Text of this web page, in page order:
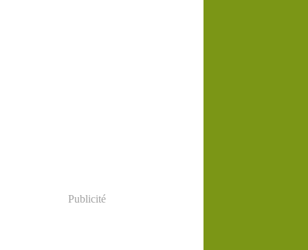
Publicité